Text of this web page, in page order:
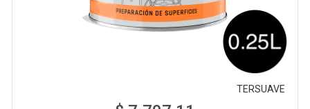
TERSUAVE